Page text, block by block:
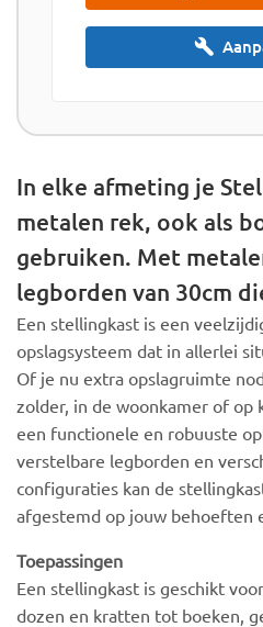
In elke afmeting je
metalen rek, ook als
gebruiken. Met
legborden van 30cm
Een stellingkast is een
opslagsysteem dat in allerlei
Of je nu extra opslagruimte
zolder, in de woonkamer of
een functionele en robuuste
verstelbare legborden en
configuraties kan de
afgestemd op jouw behoeften
Toepassingen
Een stellingkast is geschikt
dozen en kratten tot boeken,